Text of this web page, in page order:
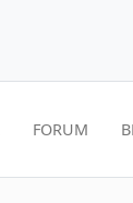
FORUM